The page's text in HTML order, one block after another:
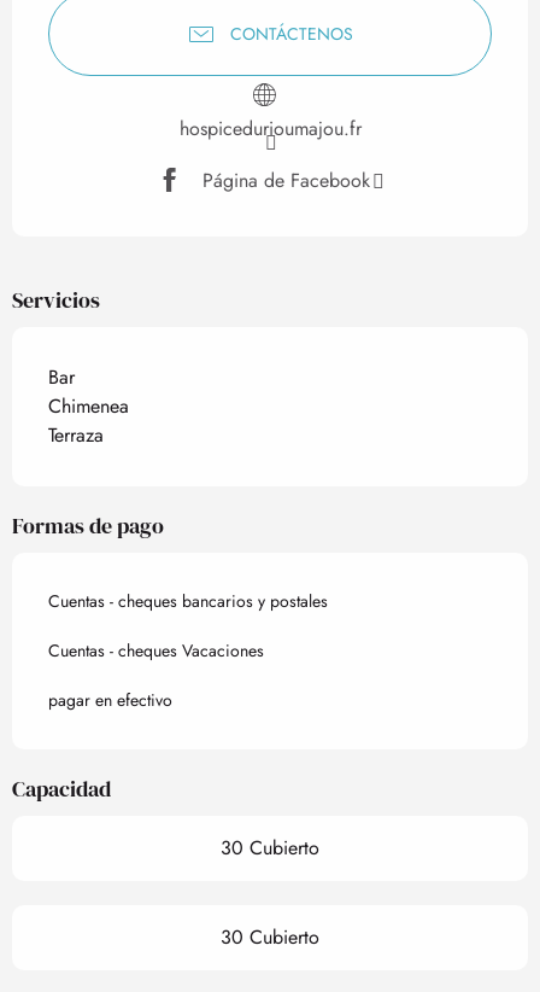
CONTÁCTENOS
hospicedurioumajou.fr
Página de Facebook
Servicios
Bar
Chimenea
Terraza
Formas de pago
Cuentas - cheques bancarios y postales
Cuentas - cheques Vacaciones
pagar en efectivo
Capacidad
30 Cubierto
30 Cubierto